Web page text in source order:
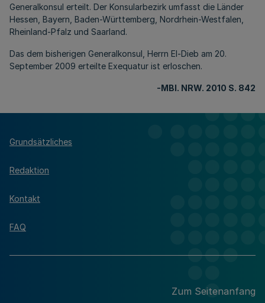
Generalkonsul erteilt. Der Konsularbezirk umfasst die Länder
Hessen, Bayern, Baden-Württemberg, Nordrhein-Westfalen,
Rheinland-Pfalz und Saarland.
Das dem bisherigen Generalkonsul, Herrn El-Dieb am 20.
September 2009 erteilte Exequatur ist erloschen.
-MBl. NRW. 2010 S. 842
Grundsätzliches
Redaktion
Kontakt
FAQ
Zum Seitenanfang